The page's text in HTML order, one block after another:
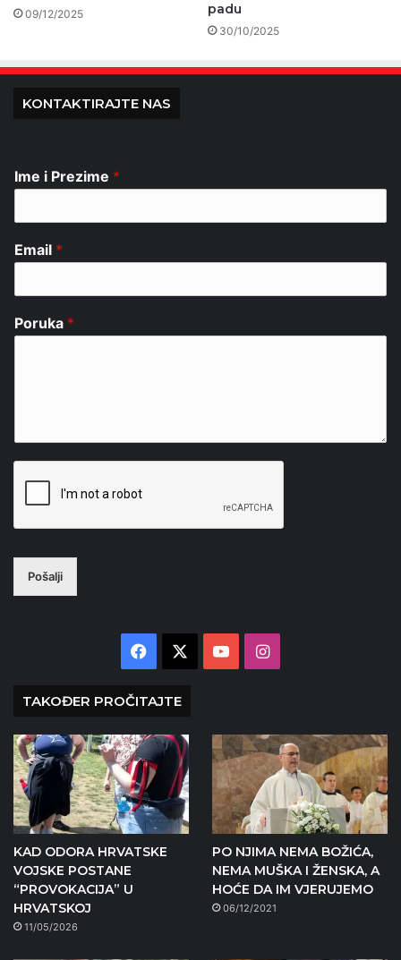
09/12/2025
padu
30/10/2025
KONTAKTIRAJTE NAS
Ime i Prezime *
Email *
Poruka *
Pošalji
Facebook YouTubeInstagram
TAKOĐER PROČITAJTE
KAD ODORA HRVATSKE
VOJSKE POSTANE
“PROVOKACIJA” U
HRVATSKOJ
11/05/2026
PO NJIMA NEMA BOŽIĆA,
NEMA MUŠKA I ŽENSKA, A
HOĆE DA IM VJERUJEMO
06/12/2021